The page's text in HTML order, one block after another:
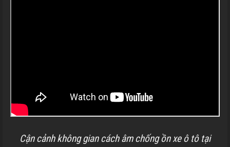
Cận cảnh không gian cách âm chống ồn xe ô tô tại